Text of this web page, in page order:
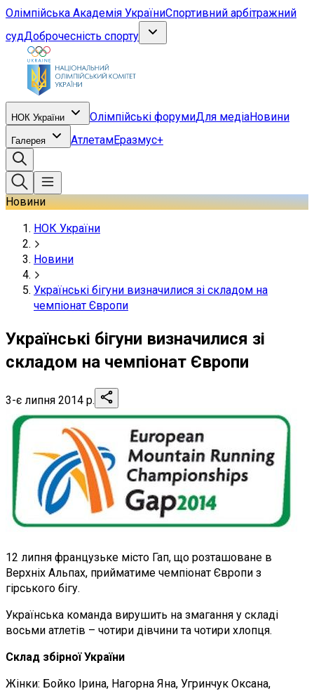
Олімпійська Академія УкраїниСпортивний арбітражний
судДоброчесність спорту
НОК України Олімпійські форумиДля медіаНовини
Галерея АтлетамЕразмус+
Новини
НОК України
Новини
Українські бігуни визначилися зі складом на
чемпіонат Європи
Українські бігуни визначилися зі
складом на чемпіонат Європи
3-є липня 2014 р.
12 липня французьке місто Гап, що розташоване в
Верхніх Альпах, прийматиме чемпіонат Європи з
гірського бігу.
Українська команда вирушить на змагання у складі
восьми атлетів – чотири дівчини та чотири хлопця.
Склад збірної України
Жінки: Бойко Ірина, Нагорна Яна, Угринчук Оксана,